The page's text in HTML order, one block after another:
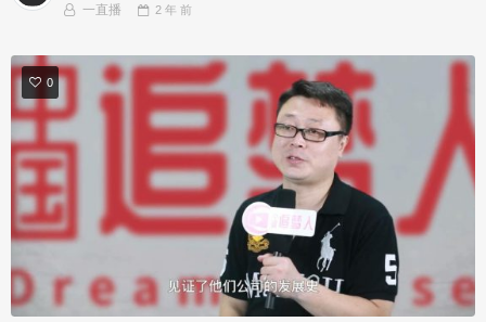
一直播 2 年 前
0